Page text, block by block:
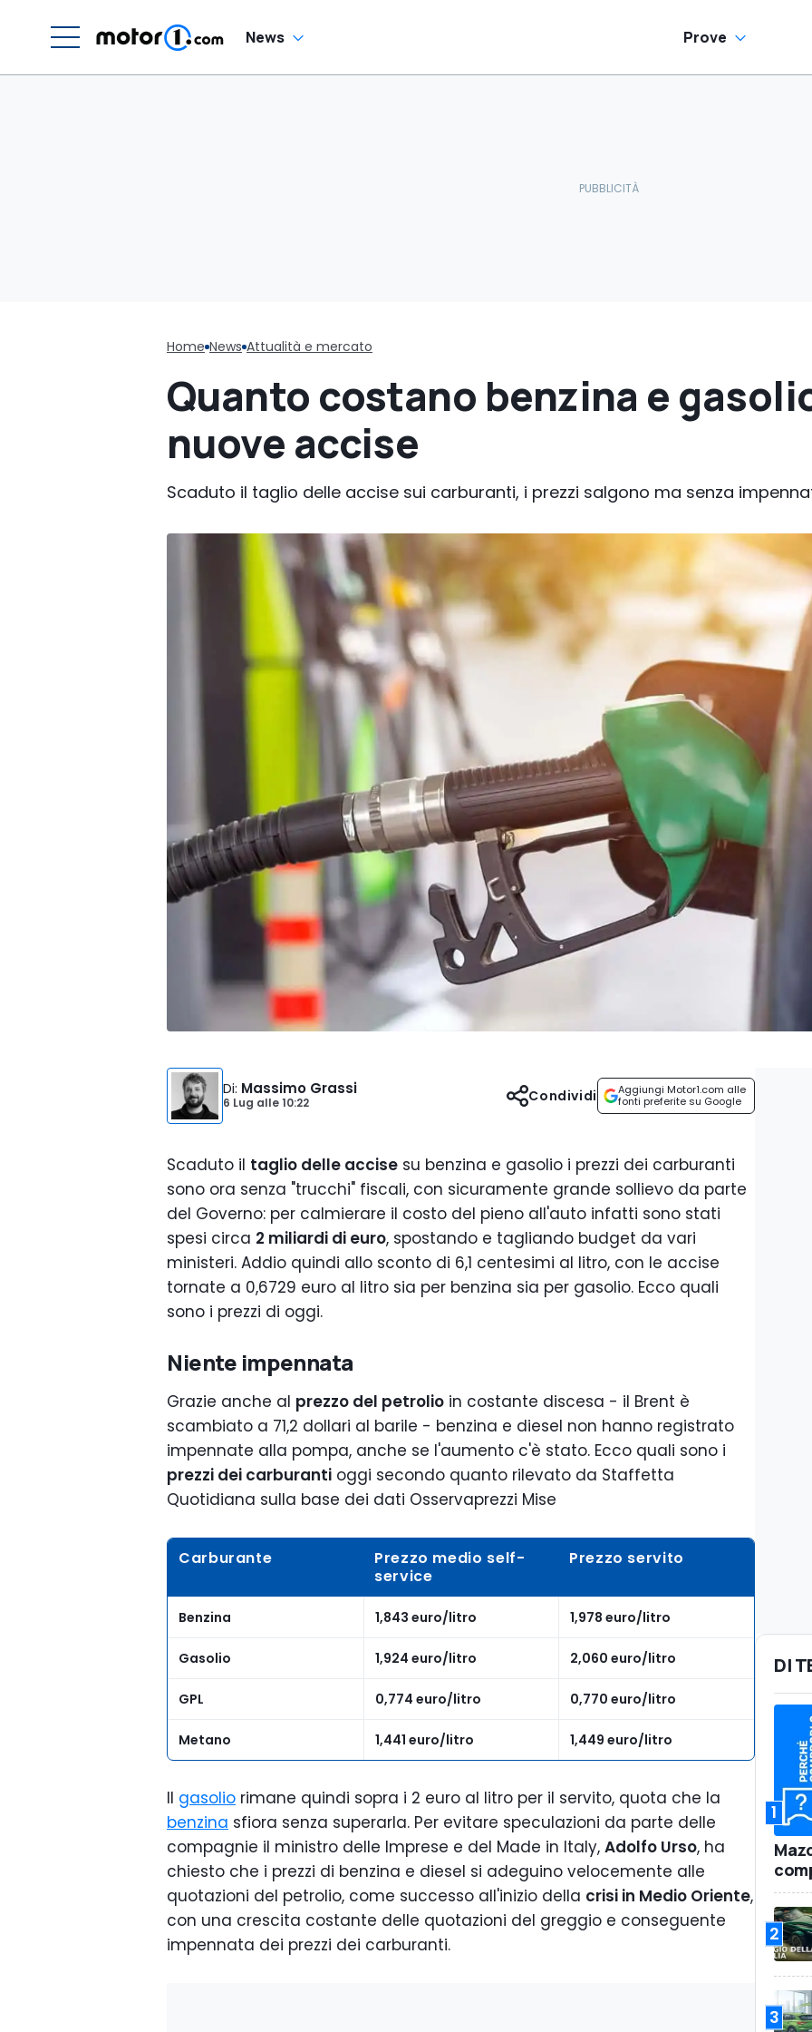
News Prove
Home News Attualità e mercato
Quanto costano benzina e
nuove accise
Scaduto il taglio delle accise sui carburanti, i prezzi salgono ma senza
Di: Massimo Grassi
6 Lug alle10:22
Aggiungi Motor1.com alle
fonti preferite su Google
Condividi
Scaduto il taglio delle accise su benzina e gasolio i prezzi dei carburanti
sono ora senza "trucchi" fiscali, con sicuramente grande sollievo da parte
del Governo: per calmierare il costo del pieno all'auto infatti sono stati
spesi circa 2 miliardi di euro, spostando e tagliando budget da vari
ministeri. Addio quindi allo sconto di 6,1 centesimi al litro, con le accise
tornate a 0,6729 euro al litro sia per benzina sia per gasolio. Ecco quali
sono i prezzi di oggi.
Niente impennata
Grazie anche al prezzo del petrolio in costante discesa - il Brent è
scambiato a 71,2 dollari al barile - benzina e diesel non hanno registrato
impennate alla pompa, anche se l'aumento c'è stato. Ecco quali sono i
prezzi dei carburanti oggi secondo quanto rilevato da Staffetta
Quotidiana sulla base dei dati Osservaprezzi Mise
Carburante
Prezzo medio self-
service
Prezzo servito
Benzina 1,843 euro/litro 1,978 euro/litro
Gasolio 1,924 euro/litro 2,060 euro/litro
GPL 0,774 euro/litro 0,770 euro/litro
Metano 1,441 euro/litro 1,449 euro/litro
Il gasolio rimane quindi sopra i 2 euro al litro per il servito, quota che la
benzina sfiora senza superarla. Per evitare speculazioni da parte delle
compagnie il ministro delle Imprese e del Made in Italy, Adolfo Urso, ha
chiesto che i prezzi di benzina e diesel si adeguino velocemente alle
quotazioni del petrolio, come successo all'inizio della crisi in Medio Oriente,
con una crescita costante delle quotazioni del greggio e conseguente
impennata dei prezzi dei carburanti.
DI
1
2
3